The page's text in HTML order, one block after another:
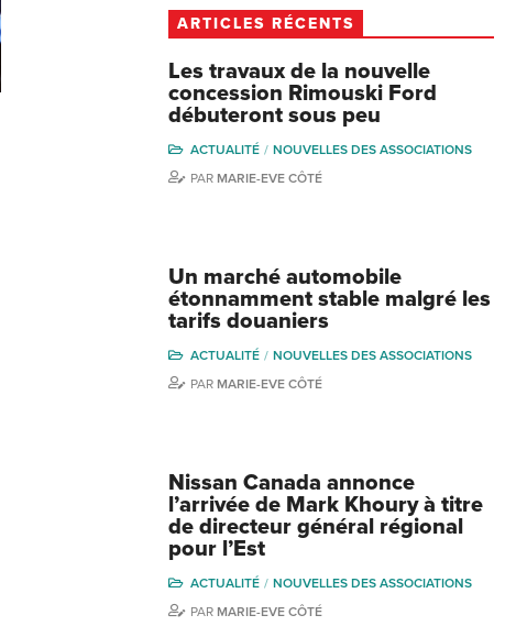
ARTICLES RÉCENTS
Les travaux de la nouvelle
concession Rimouski Ford
débuteront sous peu
ACTUALITÉ
NOUVELLES DES ASSOCIATIONS
PAR MARIE-EVE CÔTÉ
Un marché automobile
étonnamment stable malgré les
tarifs douaniers
ACTUALITÉ
NOUVELLES DES ASSOCIATIONS
PAR MARIE-EVE CÔTÉ
Nissan Canada annonce
l’arrivée de Mark Khoury à titre
de directeur général régional
pour l’Est
ACTUALITÉ
NOUVELLES DES ASSOCIATIONS
PAR MARIE-EVE CÔTÉ